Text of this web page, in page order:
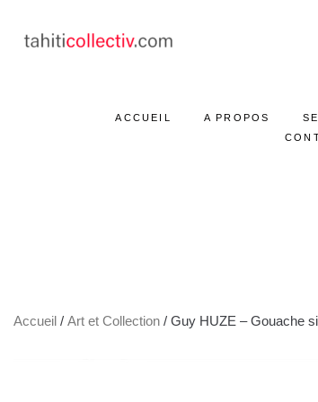
ACCUEIL A PROPOS
Accueil / Art et Collection / Guy HUZE – Gouache